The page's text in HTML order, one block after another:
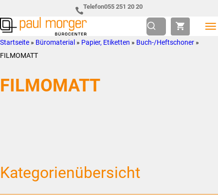
Hauptnavigation
springen
to
main
content
Telefon055 251 20 20
Paul
Morger
Bürocenter
so
individuell
Sie
Startseite » Büromaterial » Papier, Etiketten » Buch-/Heftschoner »
FILMOMATT
FILMOMATT
Kategorienübersicht